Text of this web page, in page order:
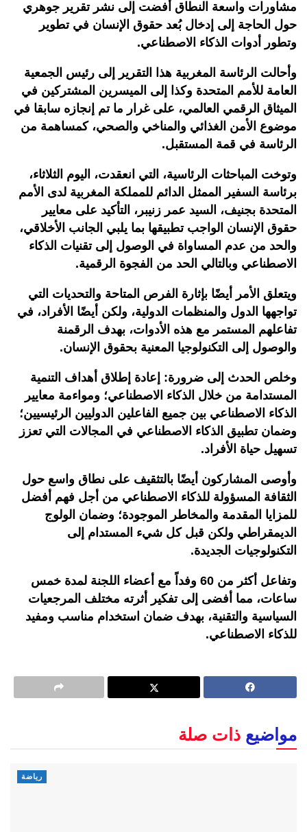
مشاورات واسعة النطاق أفضت إلى نشر تقرير جوهري
حول الحاجة إلى إدخال بُعد حقوق الإنسان في تطوير
وتطور أدوات الذكاء الاصطناعي.
وأحالت الرئاسة المغربية هذا التقرير إلى رئيس الجمعية
العامة للأمم المتحدة وكذا إلى الميسرين المشتركين في
الميثاق الرقمي العالمي، على غرار ما تم إنجازه سابقا في
موضوع الأمن الغذائي والمناخي والصحي، كمساهمة من
الرئاسة في قمة المستقبل.
وتوخت المباحثات الرئاسية، التي انعقدت، اليوم الثلاثاء،
برئاسة السفير الممثل الدائم للمملكة المغربية لدى الأمم
المتحدة بجنيف، السيد عمر زنيبر، التأكيد على معايير
حقوق الإنسان الواجب تطبيقها بما يلبي الجانب الأخلاقي،
والحد من عدم المساواة في الوصول إلى تقنيات الذكاء
الاصطناعي وبالتالي الحد من الفجوة الرقمية.
ويتعلق الأمر أيضًا بإثارة الفرص المتاحة والتحديات التي
تواجهها الدول والمنظمات الدولية، ولكن أيضًا الأفراد، في
تفاعلهم المستمر مع هذه الأدوات، بهدف الرقمنة
والوصول إلى التكنولوجيا المعنية بحقوق الإنسان.
وخلص الحدث إلى ضرورة: إعادة إطلاق أهداف التنمية
المستدامة من خلال الذكاء الاصطناعي؛ ومواءمة معايير
الذكاء الاصطناعي بين جميع الفاعلين الدوليين الرئيسيين؛
وضمان تطبيق الذكاء الاصطناعي في المجالات التي تعزز
تسهيل حياة الأفراد.
وأوصى المشاركون أيضًا بالتثقيف على نطاق واسع حول
الثقافة المسؤولة للذكاء الاصطناعي من أجل فهم أفضل
للمزايا المقدمة والمخاطر الموجودة؛ وضمان الولوج
الديمقراطي ولكن قبل كل شيء المستدام إلى
التكنولوجيات الجديدة.
وتفاعل أكثر من 60 وفداً مع أعضاء اللجنة لمدة خمس
ساعات، مما أفضى إلى تفكير أثرته مختلف المرجعيات
السياسية والتقنية، بهدف ضمان استخدام مناسب ومفيد
للذكاء الاصطناعي.
مواضيع ذات صلة
رياضة